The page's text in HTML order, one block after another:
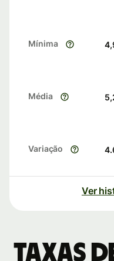
Mínima
Média
Variação
Ver
Taxas